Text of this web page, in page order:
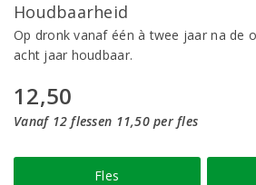
Houdbaarheid
Op dronk vanaf één à twee jaar na de
acht jaar houdbaar.
12,50
Vanaf 12 flessen 11,50 per fles
Fles